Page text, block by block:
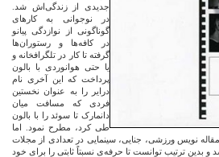
جدیدی از زندگی‌اش شد.
در نوجوانی به کارهای
گوناگونی از نوازدگی پیانو
در کافه‌ها و رستوران‌ها
گرفته تا کار در تلگرافخانه و
یا حتی هوانوردی با بالون
پرداخت که این آخری نام
درایر را به عنوان نخستین
فردی که مسافت میان
دانمارک تا سوئد را با بالون
طی کرد، مطرح نمود. اما
نویس ورزشی، جنایی، سینمایی در تعدادی از مجلات
ترتیب توانست تا حرفه‌ی نسبتاً ثابتی را برای خود